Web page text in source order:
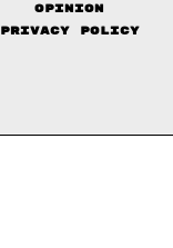
Opinion
Privacy Policy